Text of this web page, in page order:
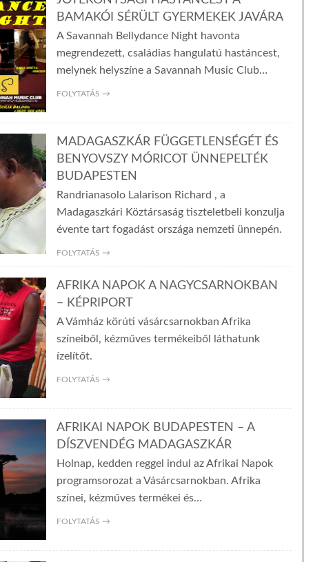
BAMAKÓI SÉRÜLT GYERMEKEK JAVÁRA
A Savannah Bellydance Night havonta
megrendezett, családias hangulatú hastáncest,
melynek helyszíne a Savannah Music Club…
FOLYTATÁS →
MADAGASZKÁR FÜGGETLENSÉGÉT ÉS
BENYOVSZY MÓRICOT ÜNNEPELTÉK
BUDAPESTEN
Randrianasolo Lalarison Richard , a
Madagaszkári Köztársaság tiszteletbeli konzulja
évente tart fogadást országa nemzeti ünnepén.
FOLYTATÁS →
AFRIKA NAPOK A NAGYCSARNOKBAN
– KÉPRIPORT
A Vámház körúti vásárcsarnokban Afrika
színeiből, kézműves termékeiből láthatunk
ízelítőt.
FOLYTATÁS →
AFRIKAI NAPOK BUDAPESTEN – A
DÍSZVENDÉG MADAGASZKÁR
Holnap, kedden reggel indul az Afrikai Napok
programsorozat a Vásárcsarnokban. Afrika
színei, kézműves termékei és…
FOLYTATÁS →